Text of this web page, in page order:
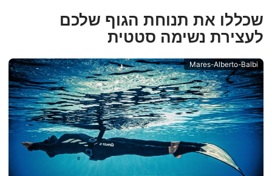
שכללו את תנוחת הגוף שלכם
לעצירת נשימה סטטית
Mares-Alberto-Balbi